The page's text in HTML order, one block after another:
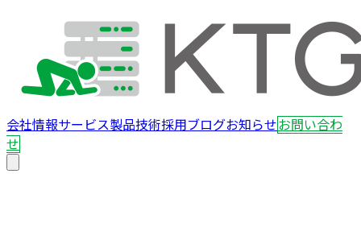
会社情報サービス製品技術採用ブログお知らせお問い合わ
せ